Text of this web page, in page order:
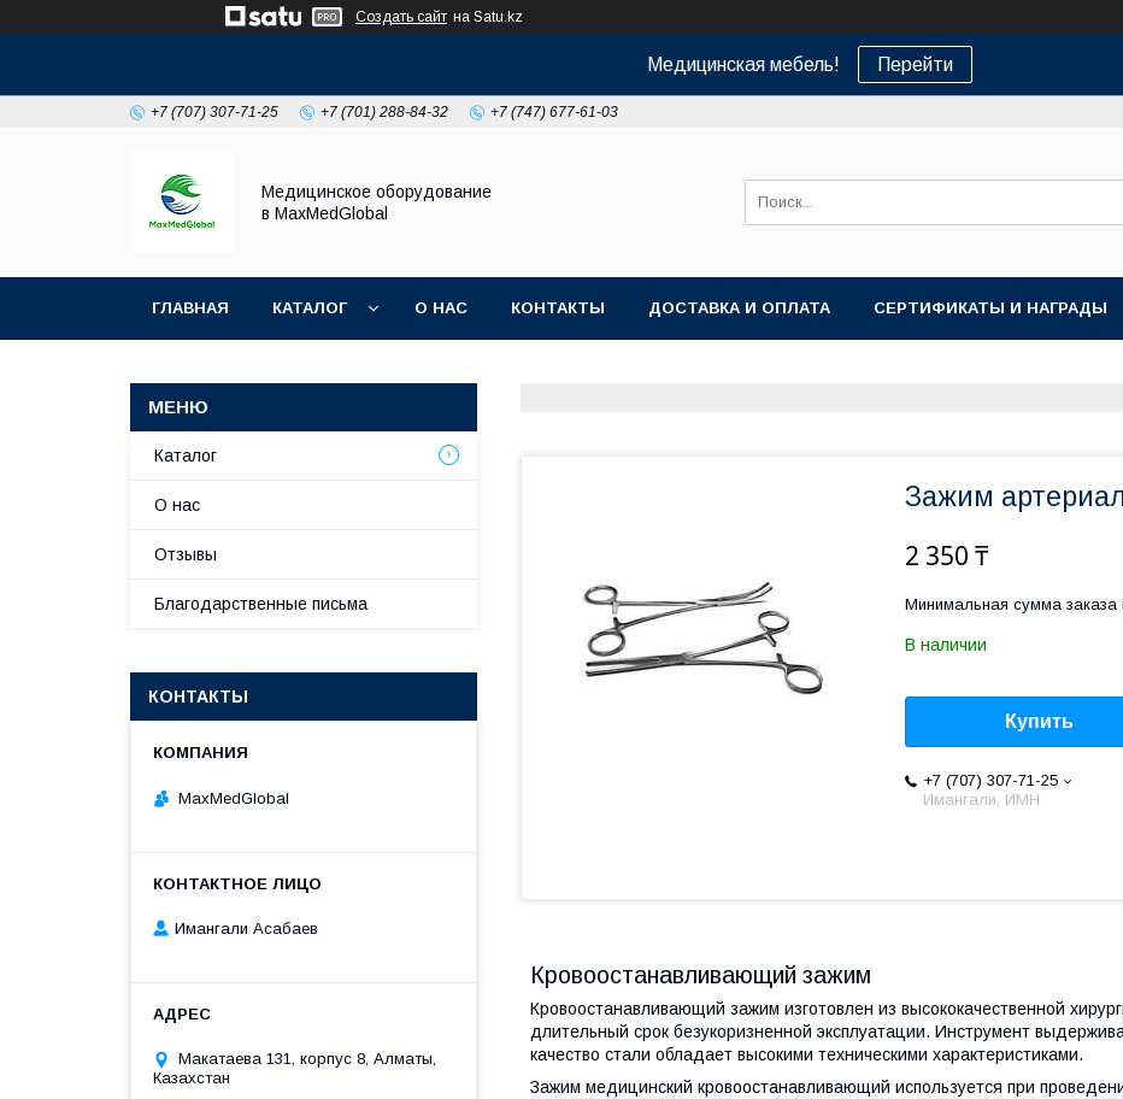
Создать сайт на Satu.kz
Медицинская мебель! Перейти
+7 (707) 307-71-25 +7 (701) 288-84-32 +7 (747) 677-61-03
Медицинское оборудование
в MaxMedGlobal
ГЛАВНАЯ КАТАЛОГ О НАС КОНТАКТЫ ДОСТАВКА И ОПЛАТА СЕРТИФИКАТЫ И НАГРАДЫ
Зажим
2 350 ₸
Минимальная сумма
В наличии
Купить
+7 (707) 307-71-25
Имангали, ИМН
Кровоостанавливающий зажим
Кровоостанавливающий зажим изготовлен из высококачественной
длительный срок безукоризненной эксплуатации. Инструмент
качество стали обладает высокими техническими характеристиками.
Зажим медицинский кровоостанавливающий используется при
Каталог
О нас
Отзывы
Благодарственные письма
КОНТАКТЫ
MaxMedGlobal
Имангали Асабаев
Макатаева 131, корпус 8, Алматы,
Казахстан